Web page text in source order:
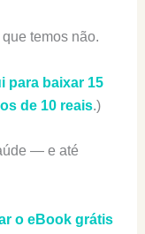
temos não.
para baixar 15
de 10 reais.)
— e até
o eBook grátis